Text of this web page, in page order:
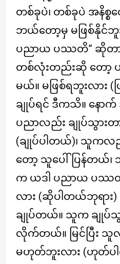
တစ်ခုပဲ၊ တစ်ခုပဲ အနိစ္
ဘယ်တော့မှ မဖြစ်နိုင်ဘူး
ပညာယ ပဿတိ” ဆိုတ
တစ်လုံးတည်းဆို တော့ ပ
မယ်။ မဖြစ်ရဘူးလား
ချုပ်ရင် ဒီကသိ။ နောက်
ပညာလည်း ချုပ်သွားတ
(ချုပ်ပါတယ်)၊ သူကလည်
တော့ သူပေါ်ပြန်တယ်၊
က ယဒါ ပညာယ ပ
လား (ဆိုပါတယ်ဘုရာ
ချုပ်တယ်။ သူက ချုပ်သွ
လိုက်တယ်။ မြင်ပြီး
မဟုတ်ဘူးလား (ဟုတ်ပ